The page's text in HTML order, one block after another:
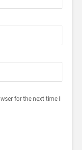
for the next time I